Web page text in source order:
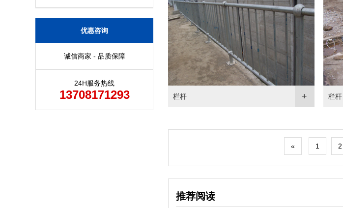
优惠咨询
诚信商家 - 品质保障
24H服务热线
13708171293 栏杆 栏杆
« 1 2
推荐阅读